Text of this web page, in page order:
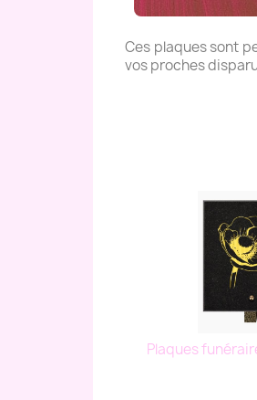
Ces plaques sont
vos proches
Plaques